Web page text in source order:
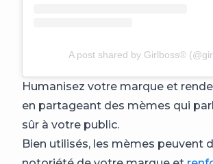
A post shared by Girlboss®
Humanisez votre marque et
en partageant des mèmes qui
sûr à votre public.
Bien utilisés, les mèmes peuvent